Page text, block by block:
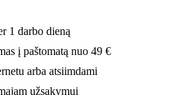
1 darbo dieną
į paštomatą nuo 49 €
arba atsiimdami
užsakymui